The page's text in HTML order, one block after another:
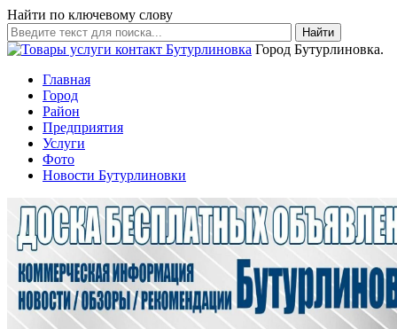
Найти по ключевому слову
Найти
Город Бутурлиновка.
Главная
Город
Район
Предприятия
Услуги
Фото
Новости Бутурлиновки